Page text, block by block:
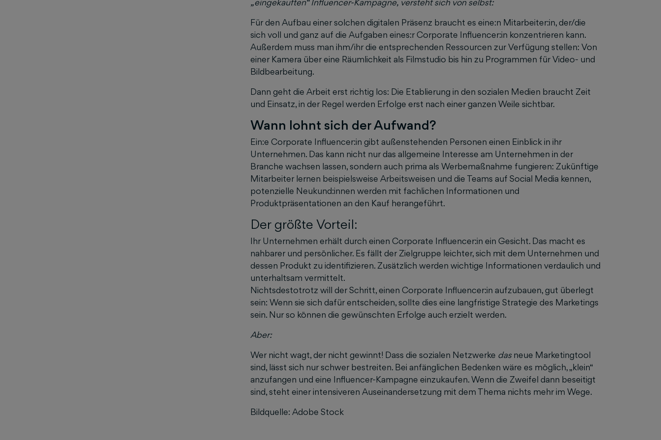
„eingekauften“ Influencer-Kampagne, versteht sich von selbst:
Für den Aufbau einer solchen digitalen Präsenz braucht es eine:n Mitarbeiter:in, der/die
sich voll und ganz auf die Aufgaben eines:r Corporate Influencer:in konzentrieren kann.
Außerdem muss man ihm/ihr die entsprechenden Ressourcen zur Verfügung stellen: Von
einer Kamera über eine Räumlichkeit als Filmstudio bis hin zu Programmen für Video- und
Bildbearbeitung.
Dann geht die Arbeit erst richtig los: Die Etablierung in den sozialen Medien braucht Zeit
und Einsatz, in der Regel werden Erfolge erst nach einer ganzen Weile sichtbar.
Wann lohnt sich der Aufwand?
Ein:e Corporate Influencer:in gibt außenstehenden Personen einen Einblick in ihr
Unternehmen. Das kann nicht nur das allgemeine Interesse am Unternehmen in der
Branche wachsen lassen, sondern auch prima als Werbemaßnahme fungieren: Zukünftige
Mitarbeiter lernen beispielsweise Arbeitsweisen und die Teams auf Social Media kennen,
potenzielle Neukund:innen werden mit fachlichen Informationen und
Produktpräsentationen an den Kauf herangeführt.
Der größte Vorteil:
Ihr Unternehmen erhält durch einen Corporate Influencer:in ein Gesicht. Das macht es
nahbarer und persönlicher. Es fällt der Zielgruppe leichter, sich mit dem Unternehmen und
dessen Produkt zu identifizieren. Zusätzlich werden wichtige Informationen verdaulich und
unterhaltsam vermittelt.
Nichtsdestotrotz will der Schritt, einen Corporate Influencer:in aufzubauen, gut überlegt
sein: Wenn sie sich dafür entscheiden, sollte dies eine langfristige Strategie des Marketings
sein. Nur so können die gewünschten Erfolge auch erzielt werden.
Aber:
Wer nicht wagt, der nicht gewinnt! Dass die sozialen Netzwerke dasneue Marketingtool
sind, lässt sich nur schwer bestreiten. Bei anfänglichen Bedenken wäre es möglich, „klein“
anzufangen und eine Influencer-Kampagne einzukaufen. Wenn die Zweifel dann beseitigt
sind, steht einer intensiveren Auseinandersetzung mit dem Thema nichts mehr im Wege.
Bildquelle: Adobe Stock